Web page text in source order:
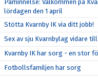
Påminnelse: Välkommen på
lördagen den 1 april
Stötta Kvarnby IK via ditt jobb!
Sex av sju Kvarnbylag vidare
Kvarnby IK har sorg - en stor
Fotbollsfamiljen har sorg